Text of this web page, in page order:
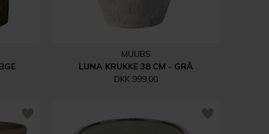
MUUBS
LUNA KRUKKE 38 CM - GRÅ
DKK 999,00